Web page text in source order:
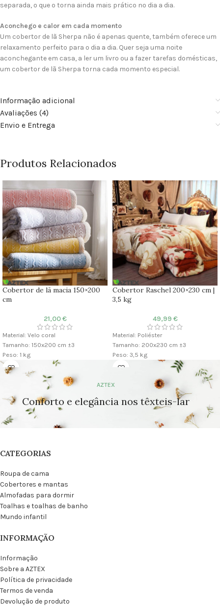
separada, o que o torna ainda mais prático no dia a dia.
Aconchego e calor em cada momento
Um cobertor de lã Sherpa não é apenas quente, também oferece um
relaxamento perfeito para o dia a dia. Quer seja uma noite
aconchegante em casa, a ler um livro ou a fazer tarefas domésticas,
um cobertor de lã Sherpa torna cada momento especial.
Informação adicional
Avaliações (4)
Envio e Entrega
Produtos Relacionados
Cobertor de lã macia 150×200
cm
21,00€
Material: Velo coral
Tamanho: 150x200 cm ±3
Peso: 1 kg
Cobertor Raschel 200×230 cm |
3,5 kg
49,99 €
Material: Poliéster
Tamanho: 200x230 cm ±3
Peso: 3,5 kg
AZTEX
Conforto e elegância nos têxteis-lar
CATEGORIAS
Roupa de cama
Cobertores e mantas
Almofadas para dormir
Toalhas e toalhas de banho
Mundo infantil
INFORMAÇÃO
Informação
Sobre a AZTEX
Política de privacidade
Termos de venda
Devolução de produto